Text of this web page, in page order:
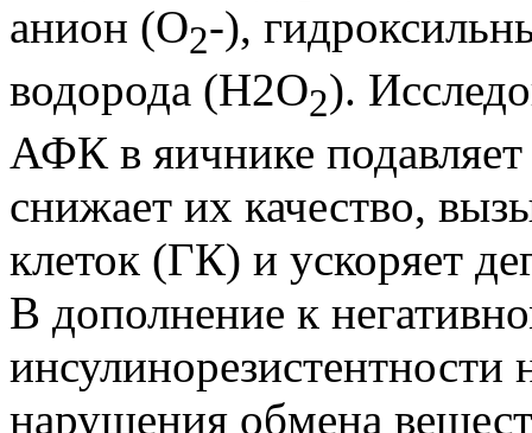
анион (O2-),
водорода (H2O2).
АФК в яичнике подавляет
снижает их качество,
клеток (ГК) и ускоряет
В дополнение к
инсулинорезистентности
нарушения обмена